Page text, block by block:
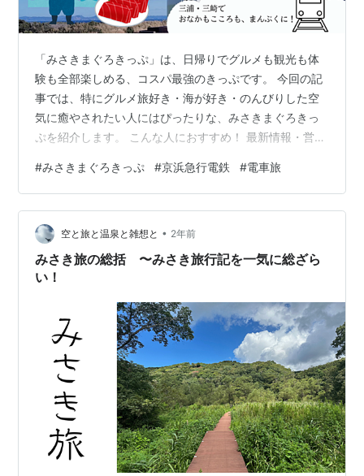
「みさきまぐろきっぷ」は、日帰りでグルメも観光も体
験も全部楽しめる、コスパ最強のきっぷです。 今回の記
事では、特にグルメ旅好き・海が好き・のんびりした空
気に癒やされたい人にはぴったりな、みさきまぐろきっ
ぷを紹介します。 こんな人におすすめ！ 最新情報・営業
バス乗車券 2. まぐろまんぷく券 3. 三浦・三崎おもひで
券 発駅別・みさきまぐろきっぷ料金一覧（おとな） 購入
方法 3つの特典を詳しく紹介！ ① 電車＆バス乗車券 主
要バス路線 ② まぐろまんぷく券 人気メニュー例： ③
三浦・三崎おもひで券 利用例： 【厳選】まぐろまんぷく
券おす…
#みさきまぐろきっぷ #京浜急行電鉄 #電車旅
空と旅と温泉と雑想と • 2年前
みさき旅の総括 〜みさき旅行記を一気に総ざら
い！